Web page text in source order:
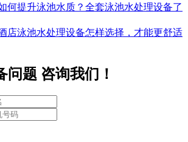
何提升泳池水质？全套泳池水处理设备了
店泳池水处理设备怎样选择，才能更舒适
问题 咨询我们！